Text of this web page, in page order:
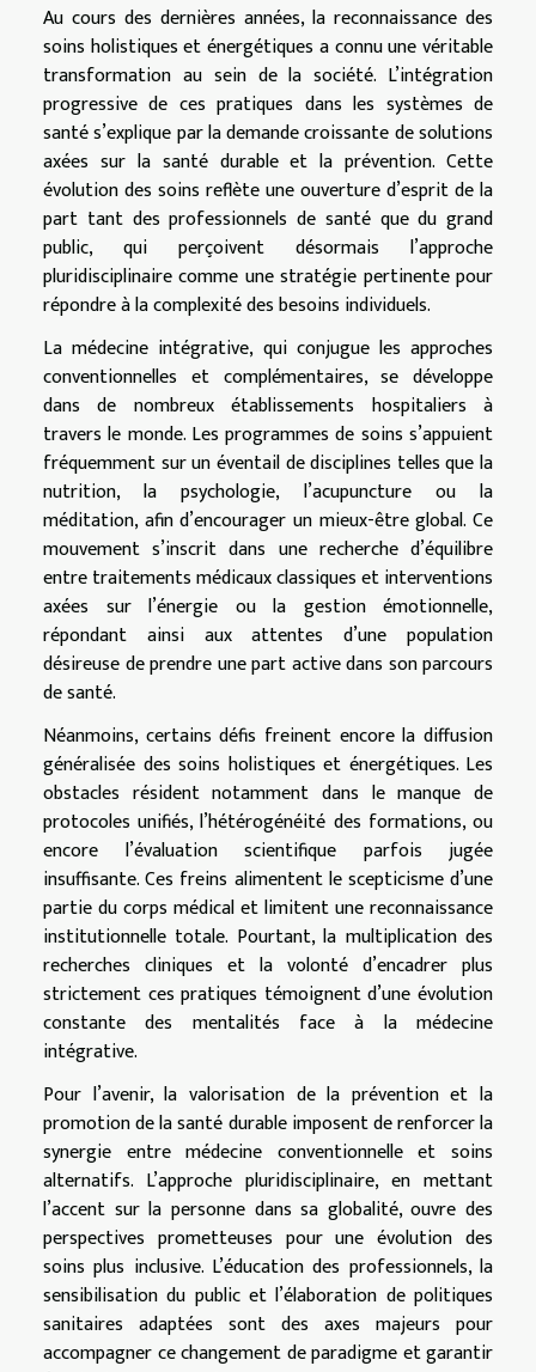
Au cours des dernières années, la reconnaissance des
soins holistiques et énergétiques a connu une véritable
transformation au sein de la société. L’intégration
progressive de ces pratiques dans les systèmes de
santé s’explique par la demande croissante de solutions
axées sur la santé durable et la prévention. Cette
évolution des soins reflète une ouverture d’esprit de la
part tant des professionnels de santé que du grand
public, qui perçoivent désormais l’approche
pluridisciplinaire comme une stratégie pertinente pour
répondre à la complexité des besoins individuels.
La médecine intégrative, qui conjugue les approches
conventionnelles et complémentaires, se développe
dans de nombreux établissements hospitaliers à
travers le monde. Les programmes de soins s’appuient
fréquemment sur un éventail de disciplines telles que la
nutrition, la psychologie, l’acupuncture ou la
méditation, afin d’encourager un mieux-être global. Ce
mouvement s’inscrit dans une recherche d’équilibre
entre traitements médicaux classiques et interventions
axées sur l’énergie ou la gestion émotionnelle,
répondant ainsi aux attentes d’une population
désireuse de prendre une part active dans son parcours
de santé.
Néanmoins, certains défis freinent encore la diffusion
généralisée des soins holistiques et énergétiques. Les
obstacles résident notamment dans le manque de
protocoles unifiés, l’hétérogénéité des formations, ou
encore l’évaluation scientifique parfois jugée
insuffisante. Ces freins alimentent le scepticisme d’une
partie du corps médical et limitent une reconnaissance
institutionnelle totale. Pourtant, la multiplication des
recherches cliniques et la volonté d’encadrer plus
strictement ces pratiques témoignent d’une évolution
constante des mentalités face à la médecine
intégrative.
Pour l’avenir, la valorisation de la prévention et la
promotion de la santé durable imposent de renforcer la
synergie entre médecine conventionnelle et soins
alternatifs. L’approche pluridisciplinaire, en mettant
l’accent sur la personne dans sa globalité, ouvre des
perspectives prometteuses pour une évolution des
soins plus inclusive. L’éducation des professionnels, la
sensibilisation du public et l’élaboration de politiques
sanitaires adaptées sont des axes majeurs pour
accompagner ce changement de paradigme et garantir